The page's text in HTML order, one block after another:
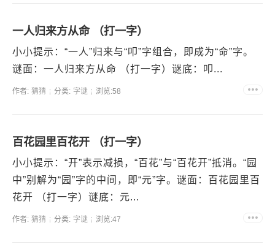
一人归来方从命 （打一字）
小小提示：“一人”归来与“叩”字组合，即成为“命”字。
谜面：一人归来方从命 （打一字）谜底：叩...
作者: 猜猜 分类: 字谜 浏览:58
百花园里百花开 （打一字）
小小提示：“开”表示减损，“百花”与“百花开”抵消。“园
中”别解为“园”字的中间，即“元”字。谜面：百花园里百
花开 （打一字）谜底：元...
作者: 猜猜 分类: 字谜 浏览:47